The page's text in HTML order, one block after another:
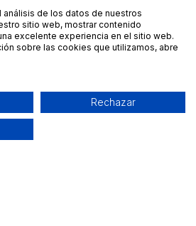
análisis de los datos de nuestros
sitio web, mostrar contenido
excelente experiencia en el sitio web.
sobre las cookies que utilizamos, abre
Rechazar